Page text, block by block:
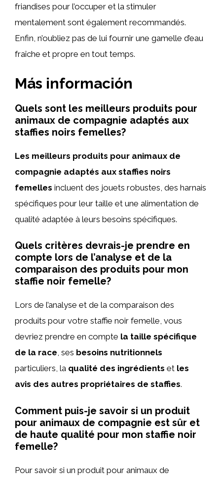
friandises pour l’occuper et la stimuler
mentalement sont également recommandés.
Enfin, n’oubliez pas de lui fournir une gamelle d’eau
fraîche et propre en tout temps.
Más información
Quels sont les meilleurs produits pour
animaux de compagnie adaptés aux
staffies noirs femelles?
Les meilleurs produits pour animaux de
compagnie adaptés aux staffies noirs
femelles incluent des jouets robustes, des harnais
spécifiques pour leur taille et une alimentation de
qualité adaptée à leurs besoins spécifiques.
Quels critères devrais-je prendre en
compte lors de l’analyse et de la
comparaison des produits pour mon
staffie noir femelle?
Lors de l’analyse et de la comparaison des
produits pour votre staffie noir femelle, vous
devriez prendre en compte la taille spécifique
de la race, ses besoins nutritionnels
particuliers, la qualité des ingrédients et les
avis des autres propriétaires de staffies.
Comment puis-je savoir si un produit
pour animaux de compagnie est sûr et
de haute qualité pour mon staffie noir
femelle?
Pour savoir si un produit pour animaux de